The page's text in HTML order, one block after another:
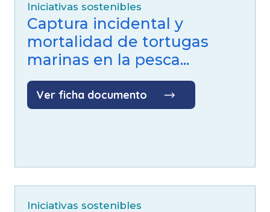
Iniciativas sostenibles
Captura incidental y
mortalidad de tortugas
marinas en la pesca...
Ver ficha documento
Iniciativas sostenibles